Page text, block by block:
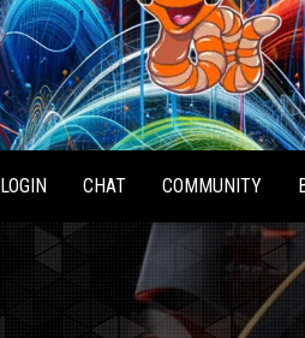
Radio
Waterlu
LOGIN CHAT COMMUNITY